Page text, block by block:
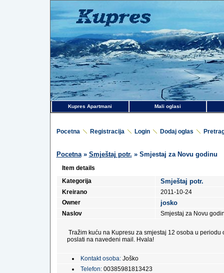
Kupres Apartmani Mali oglasi
Pocetna Registracija Login Dodaj oglas
Pocetna» Smještaj potr. » Smjestaj za Novu godinu
Item details
Kategorija
Smještaj potr.
Kreirano
2011-10-24
Owner
josko
Naslov Smjestaj za Novu
Tražim kuću na Kupresu za smjestaj 12 osoba u
poslati na navedeni mail. Hvala!
Kontakt osoba: Joško
Telefon: 00385981813423